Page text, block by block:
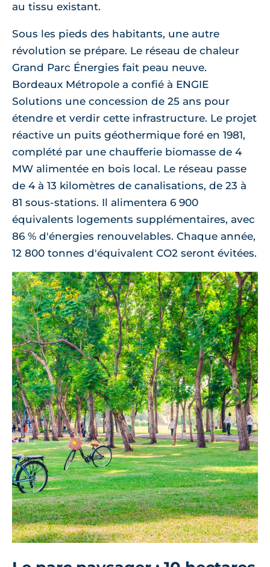
au tissu existant.
Sous les pieds des habitants, une autre
révolution se prépare. Le réseau de chaleur
Grand Parc Énergies fait peau neuve.
Bordeaux Métropole a confié à ENGIE
Solutions une concession de 25 ans pour
étendre et verdir cette infrastructure. Le projet
réactive un puits géothermique foré en 1981,
complété par une chaufferie biomasse de 4
MW alimentée en bois local. Le réseau passe
de 4 à 13 kilomètres de canalisations, de 23 à
81 sous-stations. Il alimentera 6 900
équivalents logements supplémentaires, avec
86 % d'énergies renouvelables. Chaque année,
12 800 tonnes d'équivalent CO2 seront évitées.